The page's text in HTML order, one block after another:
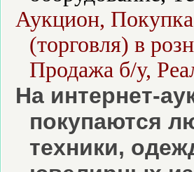
Аукцион,
(торговля) в
Продажа б/у,
На интернет-
покупаются
техники,